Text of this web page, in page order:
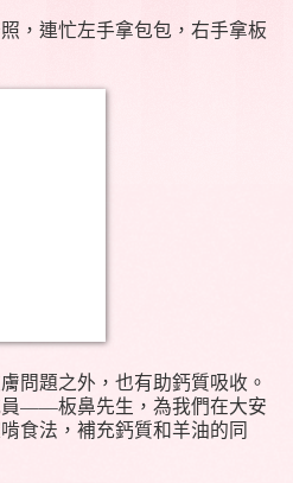
，連忙左手拿包包，右手拿板
問題之外，也有助鈣質吸收。
——板鼻先生，為我們在大安
食法，補充鈣質和羊油的同